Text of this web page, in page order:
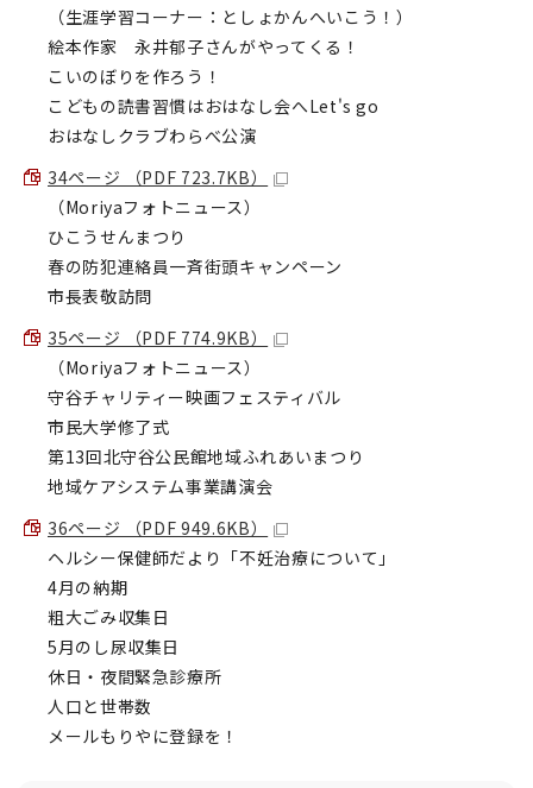
（生涯学習コーナー：としょかんへいこう！）
絵本作家 永井郁子さんがやってくる！
こいのぼりを作ろう！
こどもの読書習慣はおはなし会へLet's go
おはなしクラブわらべ公演
34ページ （PDF 723.7KB）
（Moriyaフォトニュース）
ひこうせんまつり
春の防犯連絡員一斉街頭キャンペーン
市長表敬訪問
35ページ （PDF 774.9KB）
（Moriyaフォトニュース）
守谷チャリティー映画フェスティバル
市民大学修了式
第13回北守谷公民館地域ふれあいまつり
地域ケアシステム事業講演会
36ページ （PDF 949.6KB）
ヘルシー保健師だより「不妊治療について」
4月の納期
粗大ごみ収集日
5月のし尿収集日
休日・夜間緊急診療所
人口と世帯数
メールもりやに登録を！